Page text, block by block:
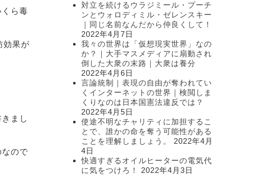
ら毒
効果が
きまし
ので
対立を続けるウラジミール・プーチ
ンとウォロディミル・ゼレンスキー
｜同じ名前なんだから仲良くして！
2022年4月7日
我々の世界は「仮想現実世界」なの
か？｜大手マスメディアに扇動され
倒した大衆の末路｜大衆は養分
2022年4月6日
言論統制｜表現の自由が奪われてい
くインターネットの世界｜検閲しま
くりなのは日本国憲法違反では？
2022年4月5日
使途不明なチャリティに加担するこ
とで、誰かの命を奪う可能性がある
ことを理解しましょう。
2022年4月
4日
快適すぎるオイルヒーターの電気代
に気をつけろ！
2022年4月3日